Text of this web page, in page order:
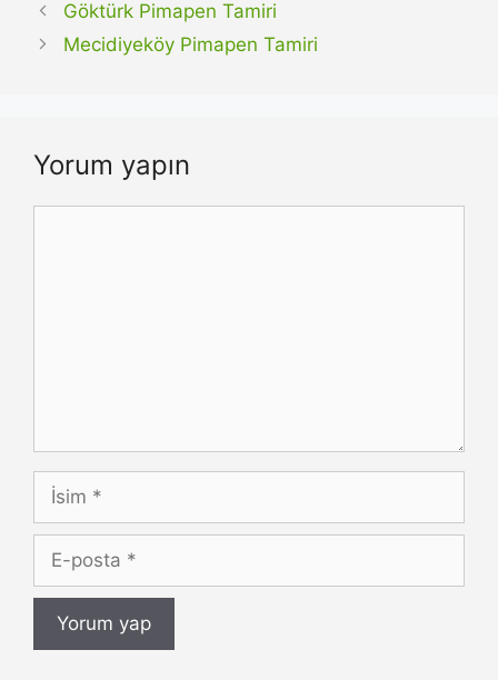
Göktürk Pimapen Tamiri
Mecidiyeköy Pimapen Tamiri
Yorum yapın
İsim
posta